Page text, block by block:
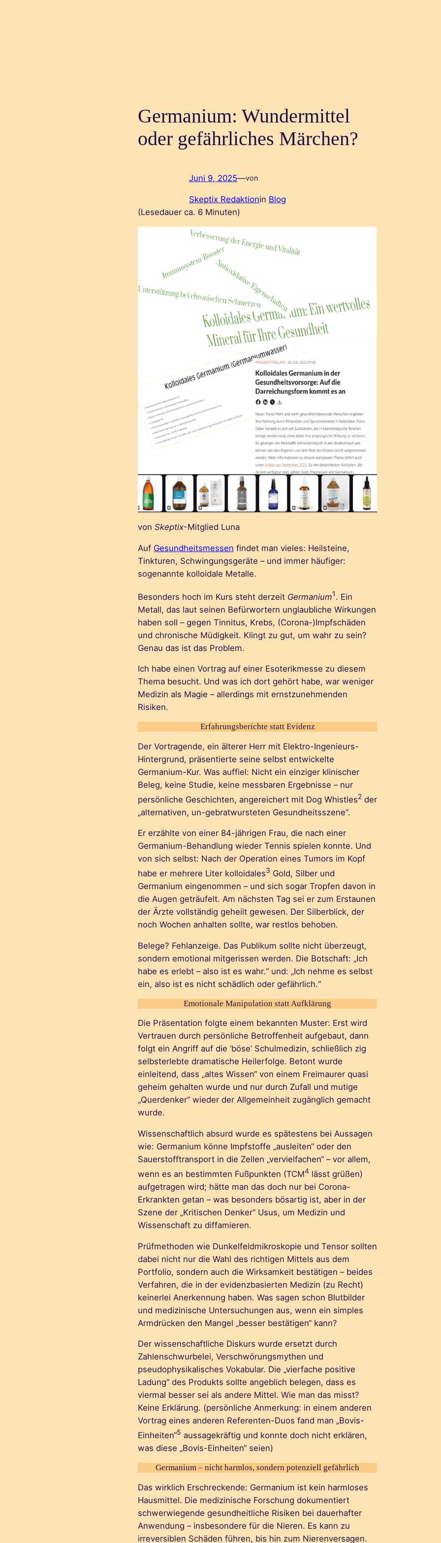
Germanium: Wundermittel
oder gefährliches Märchen?
Juni 9, 2025—von
Skeptix Redaktionin Blog
(Lesedauer ca. 6 Minuten)
von Skeptix-Mitglied Luna
Auf Gesundheitsmessen findet man vieles: Heilsteine,
Tinkturen, Schwingungsgeräte – und immer häufiger:
sogenannte kolloidale Metalle.
Besonders hoch im Kurs steht derzeit Germanium1. Ein
Metall, das laut seinen Befürwortern unglaubliche Wirkungen
haben soll – gegen Tinnitus, Krebs, (Corona-)Impfschäden
und chronische Müdigkeit. Klingt zu gut, um wahr zu sein?
Genau das ist das Problem.
Ich habe einen Vortrag auf einer Esoterikmesse zu diesem
Thema besucht. Und was ich dort gehört habe, war weniger
Medizin als Magie – allerdings mit ernstzunehmenden
Risiken.
Erfahrungsberichte statt Evidenz
Der Vortragende, ein älterer Herr mit Elektro-Ingenieurs-
Hintergrund, präsentierte seine selbst entwickelte
Germanium-Kur. Was auffiel: Nicht ein einziger klinischer
Beleg, keine Studie, keine messbaren Ergebnisse – nur
persönliche Geschichten, angereichert mit Dog Whistles2 der
„alternativen, un-gebratwursteten Gesundheitsszene“.
Er erzählte von einer 84-jährigen Frau, die nach einer
Germanium-Behandlung wieder Tennis spielen konnte. Und
von sich selbst: Nach der Operation eines Tumors im Kopf
habe er mehrere Liter kolloidales3 Gold, Silber und
Germanium eingenommen – und sich sogar Tropfen davon in
die Augen geträufelt. Am nächsten Tag sei er zum Erstaunen
der Ärzte vollständig geheilt gewesen. Der Silberblick, der
noch Wochen anhalten sollte, war restlos behoben.
Belege? Fehlanzeige. Das Publikum sollte nicht überzeugt,
sondern emotional mitgerissen werden. Die Botschaft: „Ich
habe es erlebt – also ist es wahr.“ und: „Ich nehme es selbst
ein, also ist es nicht schädlich oder gefährlich.“
Emotionale Manipulation statt Aufklärung
Die Präsentation folgte einem bekannten Muster: Erst wird
Vertrauen durch persönliche Betroffenheit aufgebaut, dann
folgt ein Angriff auf die ‘böse’ Schulmedizin, schließlich zig
selbsterlebte dramatische Heilerfolge. Betont wurde
einleitend, dass „altes Wissen“ von einem Freimaurer quasi
geheim gehalten wurde und nur durch Zufall und mutige
„Querdenker“ wieder der Allgemeinheit zugänglich gemacht
wurde.
Wissenschaftlich absurd wurde es spätestens bei Aussagen
wie: Germanium könne Impfstoffe „ausleiten“ oder den
Sauerstofftransport in die Zellen „vervielfachen“ – vor allem,
wenn es an bestimmten Fußpunkten (TCM4 lässt grüßen)
aufgetragen wird; hätte man das doch nur bei Corona-
Erkrankten getan – was besonders bösartig ist, aber in der
Szene der „Kritischen Denker“ Usus, um Medizin und
Wissenschaft zu diffamieren.
Prüfmethoden wie Dunkelfeldmikroskopie und Tensor sollten
dabei nicht nur die Wahl des richtigen Mittels aus dem
Portfolio, sondern auch die Wirksamkeit bestätigen – beides
Verfahren, die in der evidenzbasierten Medizin (zu Recht)
keinerlei Anerkennung haben. Was sagen schon Blutbilder
und medizinische Untersuchungen aus, wenn ein simples
Armdrücken den Mangel „besser bestätigen“ kann?
Der wissenschaftliche Diskurs wurde ersetzt durch
Zahlenschwurbelei, Verschwörungsmythen und
pseudophysikalisches Vokabular. Die „vierfache positive
Ladung“ des Produkts sollte angeblich belegen, dass es
viermal besser sei als andere Mittel. Wie man das misst?
Keine Erklärung. (persönliche Anmerkung: in einem anderen
Vortrag eines anderen Referenten-Duos fand man „Bovis-
Einheiten“5 aussagekräftig und konnte doch nicht erklären,
was diese „Bovis-Einheiten“ seien)
Germanium – nicht harmlos, sondern potenziell gefährlich
Das wirklich Erschreckende: Germanium ist kein harmloses
Hausmittel. Die medizinische Forschung dokumentiert
schwerwiegende gesundheitliche Risiken bei dauerhafter
Anwendung – insbesondere für die Nieren. Es kann zu
irreversiblen Schäden führen, bis hin zum Nierenversagen.